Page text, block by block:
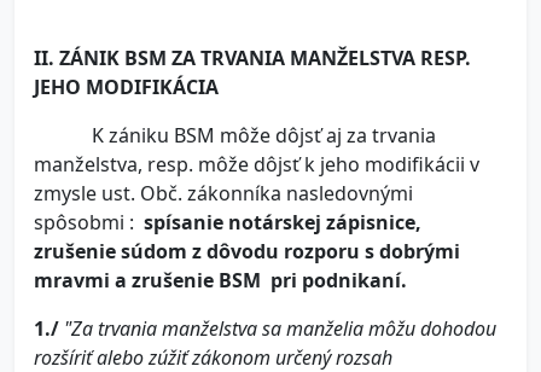
II. ZÁNIK BSM ZA TRVANIA MANŽELSTVA RESP.
JEHO MODIFIKÁCIA
K zániku BSM môže dôjsť aj za trvania
manželstva, resp. môže dôjsť k jeho modifikácii v
zmysle ust. Obč. zákonníka nasledovnými
spôsobmi : spísanie notárskej zápisnice,
zrušenie súdom z dôvodu rozporu s dobrými
mravmi a zrušenie BSM pri podnikaní.
1./ "Za trvania manželstva sa manželia môžu dohodou
rozšíriť alebo zúžiť zákonom určený rozsah